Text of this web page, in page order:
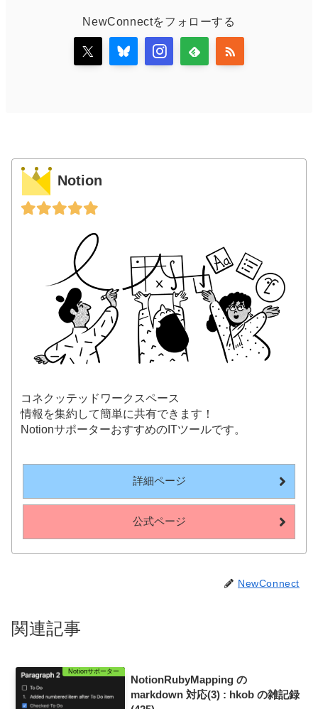
NewConnectをフォローする
Notion
コネクッテッドワークスペース
情報を集約して簡単に共有できます！
NotionサポーターおすすめのITツールです。
詳細ページ
公式ページ
NewConnect
関連記事
Notionサポーター
NotionRubyMapping の
markdown 対応(3) : hkob の雑記録